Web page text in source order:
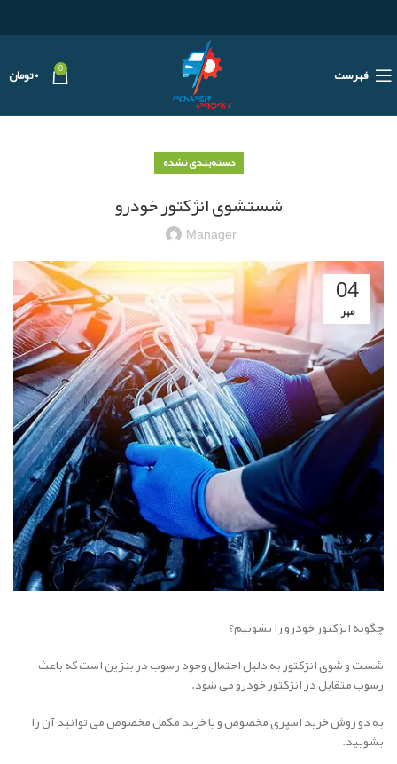
فهرست 0 ۰تومان
دسته‌بندی نشده
شستشوی انژکتور خودرو
Manager
04
مهر
چگونه انژکتور خودرو را بشوییم؟
شست و شوی انژکتور به دلیل احتمال وجود رسوب در بنزین است که باعث
رسوب متقابل در انژکتور خودرو می شود.
به دو روش خرید اسپری مخصوص و یا خرید مکمل مخصوص می توانید آن را
بشویید.